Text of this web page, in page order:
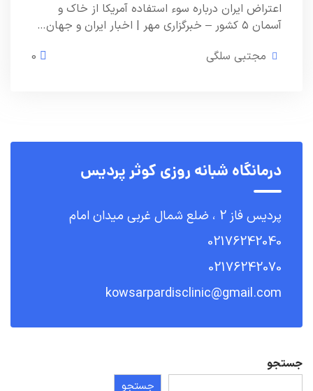
اعتراض ایران درباره سوء استفاده آمریکا از خاک و
آسمان ۵ کشور – خبرگزاری مهر | اخبار ایران و جهان…
مجتبی سلگی
درمانگاه شبانه روزی کوثر پردیس
پردیس فاز 2 ، ضلع شمال غربی میدان امام
02176242040
02176242070
kowsarpardisclinic@gmail.com
جستجو
جستجو